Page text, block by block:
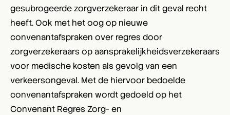
gesubrogeerde zorgverzekeraar in dit geval recht
heeft. Ook met het oog op nieuwe
convenantafspraken over regres door
zorgverzekeraars op aansprakelijkheidsverzekeraars
voor medische kosten als gevolg van een
verkeersongeval. Met de hiervoor bedoelde
convenantafspraken wordt gedoeld op het
Convenant Regres Zorg- en